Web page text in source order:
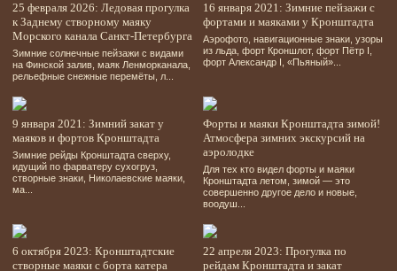
25 февраля 2026: Ледовая прогулка
к Заднему створному маяку
Морского канала Санкт-Петербурга
Зимние солнечные пейзажи с видами
на Финской залив, маяк Ленморканала,
рельефные снежные перемёты, л...
16 января 2021: Зимние пейзажи с
фортами и маяками у Кронштадта
Аэрофото, навигационные знаки, узоры
из льда, форт Кроншлот, форт Пётр І,
форт Александр І, «Пьяный»...
9 января 2021: Зимний закат у
маяков и фортов Кронштадта
Зимние рейды Кронштадта сверху,
идущий по фарватеру сухогруз,
створные знаки, Николаевские маяки,
ма...
Форты и маяки Кронштадта зимой!
Атмосфера зимних экскурсий на
аэролодке
Для тех кто видел форты и маяки
Кронштадта летом, зимой — это
совершенно другое дело и новые,
воодуш...
6 октября 2023: Кронштадтские
створные маяки с борта катера
22 апреля 2023: Прогулка по
рейдам Кронштадта и закат